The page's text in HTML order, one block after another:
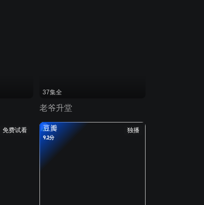
37集全
老爷升堂
免费试看 独播
豆瓣
9.2分